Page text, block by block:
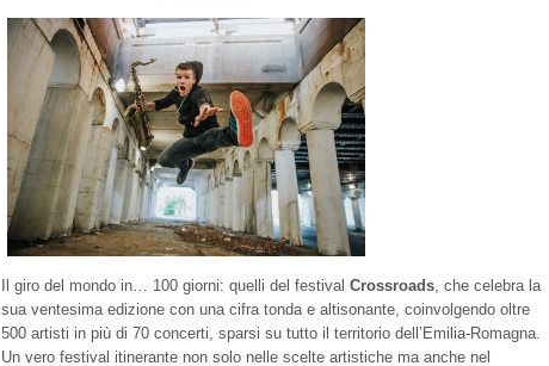
Il giro del mondo in… 100 giorni: quelli del festival Crossroads, che celebra la
sua ventesima edizione con una cifra tonda e altisonante, coinvolgendo oltre
500 artisti in più di 70 concerti, sparsi su tutto il territorio dell’Emilia-Romagna.
Un vero festival itinerante non solo nelle scelte artistiche ma anche nel